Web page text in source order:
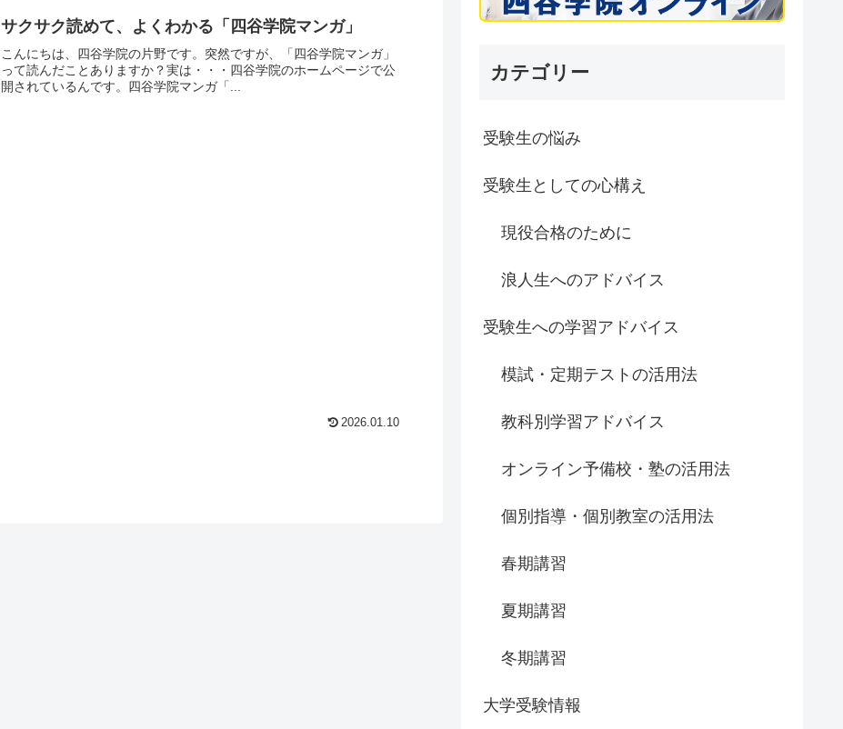
サクサク読めて、よくわかる「四谷学院マンガ」
こんにちは、四谷学院の片野です。突然ですが、「四谷学院マンガ」
って読んだことありますか？実は・・・四谷学院のホームページで公
開されているんです。四谷学院マンガ「...
2026.01.10
カテゴリー
受験生の悩み
受験生としての心構え
現役合格のために
浪人生へのアドバイス
受験生への学習アドバイス
模試・定期テストの活用法
教科別学習アドバイス
オンライン予備校・塾の活用法
個別指導・個別教室の活用法
春期講習
夏期講習
冬期講習
大学受験情報